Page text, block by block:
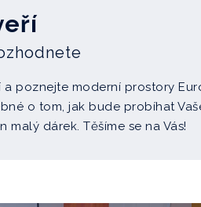
a poznejte moderní prostory
o tom, jak bude probíhat
malý dárek. Těšíme se na Vás!